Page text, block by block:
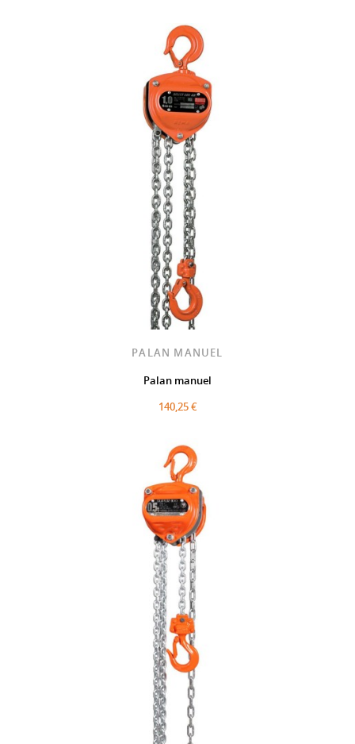
PALAN MANUEL
Palan manuel
140,25 €